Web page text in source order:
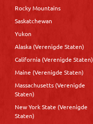
Rocky Mountains
Saskatchewan
Yukon
Alaska (Verenigde Staten)
California (Verenigde Staten)
Maine (Verenigde Staten)
Massachusetts (Verenigde
Staten)
New York State (Verenigde
Staten)